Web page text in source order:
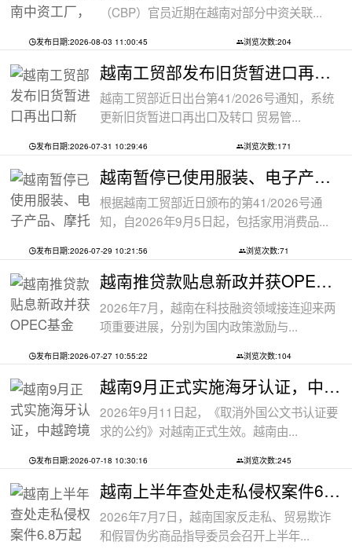
（CBP）官员近期在越南对部分中资关联...
发布日期:2026-08-03 11:00:45 浏览次数:204
越南工贸部发布旧货暂进口再出口新规：
越南工贸部近日出台第41/2026号通知，系统
更新旧货暂进口再出口及转口 贸易管...
发布日期:2026-07-31 10:29:46 浏览次数:171
越南暂停已使用服装、电子产品、摩托车
根据越南工贸部近日颁布的第41/2026号通
知，自2026年9月5日起，包括家用消费品...
发布日期:2026-07-29 10:21:56 浏览次数:71
越南推贷款贴息新政并获OPEC基金5000万美
2026年7月，越南在科技融资领域接连迎来两
项重要进展，分别为国内政策激励与...
发布日期:2026-07-27 10:55:22 浏览次数:104
越南9月正式实施海牙认证，中越跨境文件
2026年9月11日起，《取消外国公文书认证要
求的公约》对越南正式生效。越南由...
发布日期:2026-07-18 10:30:16 浏览次数:245
越南上半年查处走私侵权案件6.8万起
2026年7月7日，越南国家反走私、贸易欺诈
和假冒伪劣商品指导委员会召开上半年...